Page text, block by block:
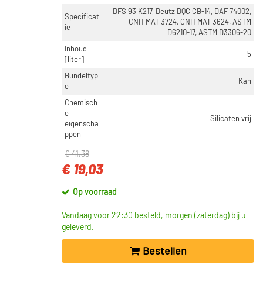
VOORRAAD
Op voorraad (15)
Niet op voorraad (13)
Specificat
ie
DFS 93 K217, Deutz DQC CB-14, DAF 74002,
CNH MAT 3724, CNH MAT 3624, ASTM
D6210-17, ASTM D3306-20
Inhoud
[liter]
5
Bundeltyp
e
Kan
Chemisch
e
eigenscha
ppen
Silicaten vrij
€ 41,38
€ 19,03
Op voorraad
Vandaag voor 22:30 besteld, morgen (zaterdag) bij u
geleverd.
Bestellen